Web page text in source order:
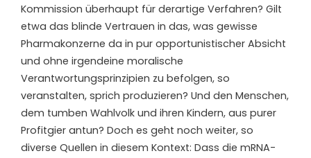
Kommission überhaupt für derartige Verfahren? Gilt
etwa das blinde Vertrauen in das, was gewisse
Pharmakonzerne da in pur opportunistischer Absicht
und ohne irgendeine moralische
Verantwortungsprinzipien zu befolgen, so
veranstalten, sprich produzieren? Und den Menschen,
dem tumben Wahlvolk und ihren Kindern, aus purer
Profitgier antun? Doch es geht noch weiter, so
diverse Quellen in diesem Kontext: Dass die mRNA-